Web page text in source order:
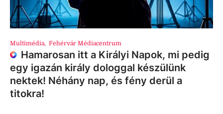
Multimédia, Fehérvár Médiacentrum
Hamarosan itt a Királyi Napok, mi pedig
egy igazán király dologgal készülünk
nektek! Néhány nap, és fény derül a
titokra!